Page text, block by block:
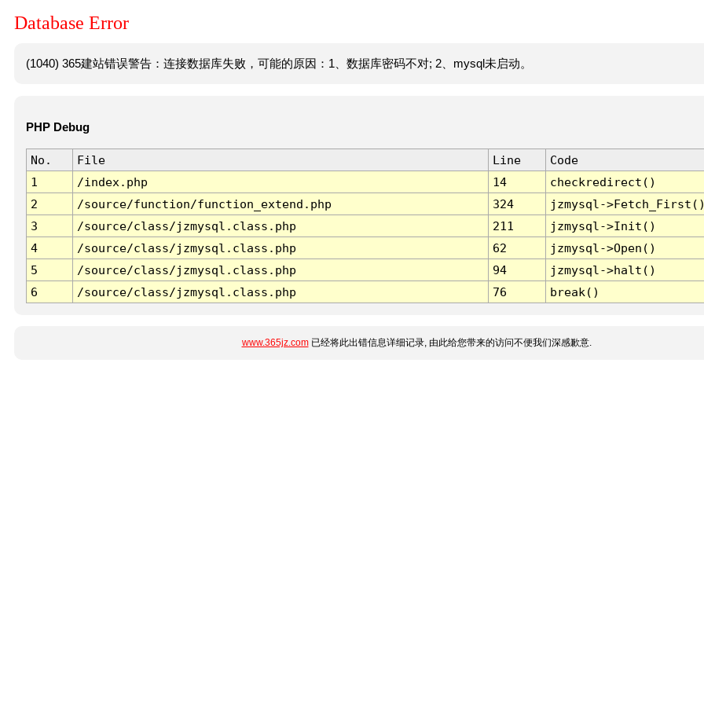
Database Error
(1040) 365建站错误警告：连接数据库失败，可能的原因：1、数据库密码不对; 2、mysql未启动。
PHP Debug
No. File Line
Code
1
/index.php 14
checkredirect()
2
/source/function/function_extend.php 324
jzmysql-
3
/source/class/jzmysql.class.php 211
jzmysql->Init()
4
/source/class/jzmysql.class.php 62
jzmysql->Open()
5
/source/class/jzmysql.class.php 94
jzmysql->halt()
6
/source/class/jzmysql.class.php 76 break()
www.365jz.com已经将此出错信息详细记录, 由此给您带来的访问不便我们深感歉意.